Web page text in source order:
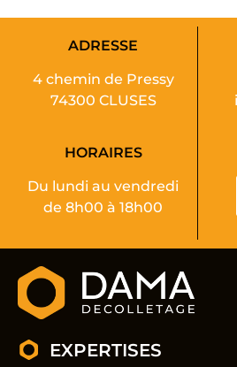
ADRESSE
4 chemin de Pressy
74300 CLUSES
HORAIRES
Du lundi au vendredi
de 8h00 à 18h00
EXPERTISES